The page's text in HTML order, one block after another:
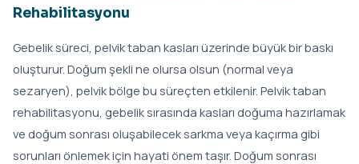
Rehabilitasyonu
Gebelik süreci, pelvik taban kasları üzerinde büyük bir baskı
oluşturur. Doğum şekli ne olursa olsun (normal veya
sezaryen), pelvik bölge bu süreçten etkilenir. Pelvik taban
rehabilitasyonu, gebelik sırasında kasları doğuma hazırlamak
ve doğum sonrası oluşabilecek sarkma veya kaçırma gibi
sorunları önlemek için hayati önem taşır. Doğum sonrası